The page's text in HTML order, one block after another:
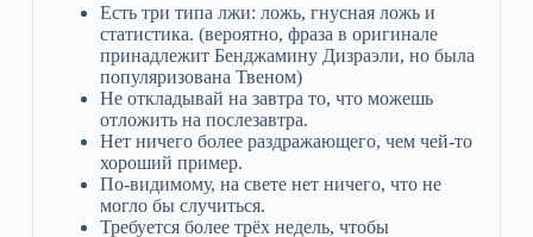
Есть три типа лжи: ложь, гнусная ложь и
статистика. (вероятно, фраза в оригинале
принадлежит Бенджамину Дизраэли, но была
популяризована Твеном)
Не откладывай на завтра то, что можешь
отложить на послезавтра.
Нет ничего более раздражающего, чем чей-то
хороший пример.
По-видимому, на свете нет ничего, что не
могло бы случиться.
Требуется более трёх недель, чтобы